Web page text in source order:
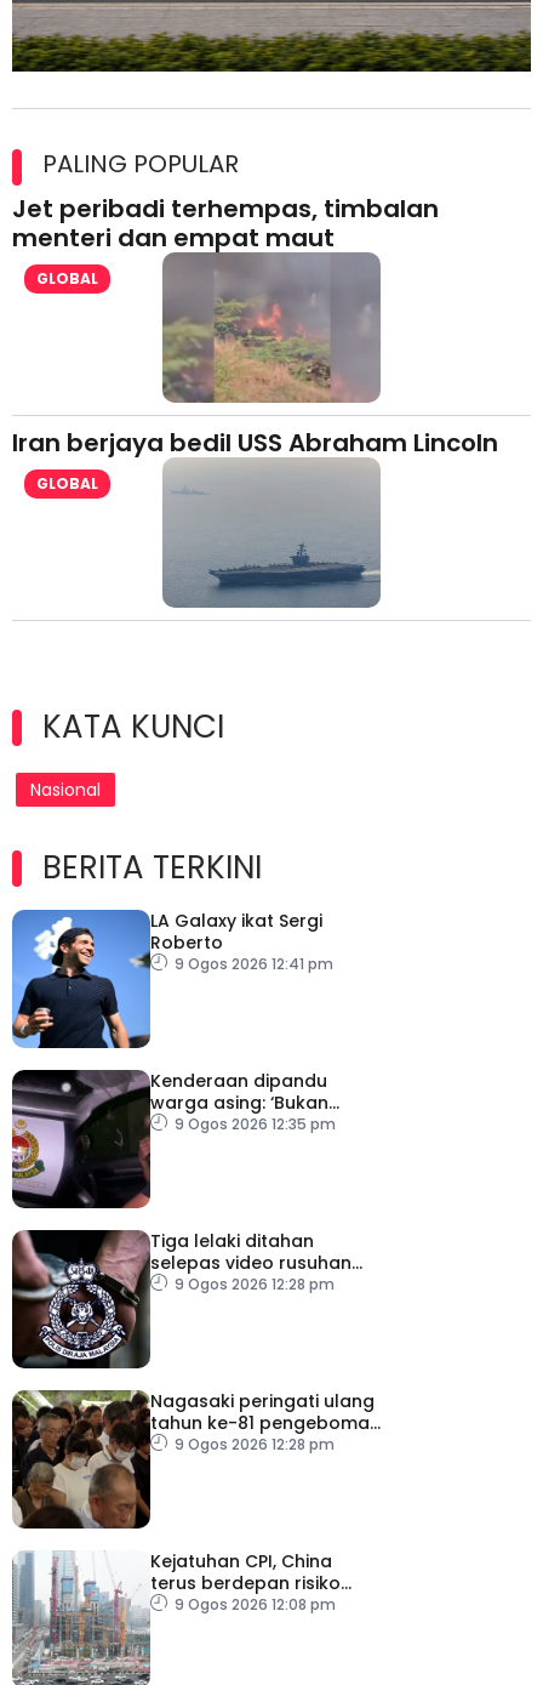
lesen separuh pertama 2026
PALING POPULAR
Jet peribadi terhempas, timbalan
menteri dan empat maut
GLOBAL
Iran berjaya bedil USS Abraham Lincoln
GLOBAL
KATA KUNCI
Nasional
BERITA TERKINI
LA Galaxy ikat Sergi
Roberto
9 Ogos 2026 12:41 pm
Kenderaan dipandu
warga asing: ‘Bukan
kereta rasmi jabatan’
9 Ogos 2026 12:35 pm
Tiga lelaki ditahan
selepas video rusuhan
serang pegawai kanan
9 Ogos 2026 12:28 pm
Nagasaki peringati ulang
tahun ke-81 pengeboman
atom9 Ogos 2026 12:28 pm
Kejatuhan CPI, China
terus berdepan risiko
deflasi
9 Ogos 2026 12:08 pm